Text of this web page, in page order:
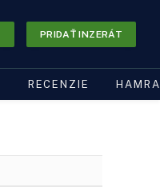
PRIDAŤ INZERÁT
RECENZIE